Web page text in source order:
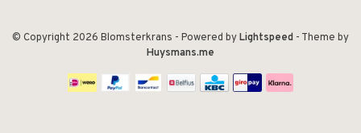
© Copyright 2026 Blomsterkrans - Powered byLightspeed - Theme by
Huysmans.me